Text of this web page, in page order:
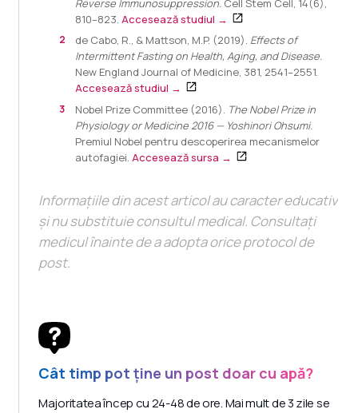
Reverse Immunosuppression. Cell Stem Cell, 14(6),
810–823.Accesează studiul →
de Cabo, R., & Mattson, M.P. (2019). Effects of
Intermittent Fasting on Health, Aging, and Disease.
New England Journal of Medicine, 381, 2541–2551.
Accesează studiul →
Nobel Prize Committee (2016). The Nobel Prize in
Physiology or Medicine 2016 — Yoshinori Ohsumi.
Premiul Nobel pentru descoperirea mecanismelor
autofagiei.Accesează sursa →
Informațiile din acest articol au caracter educativ
și nu substituie consultul medical. Consultați
medicul înainte de a adopta orice protocol de
post.
Cât timp pot ține un post doar cu apă?
Majoritatea încep cu 24-48 de ore. Mai mult de 3 zile se